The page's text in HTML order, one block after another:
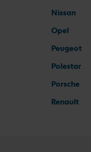
Nissan
Opel
Peugeot
Polestar
Porsche
Renault